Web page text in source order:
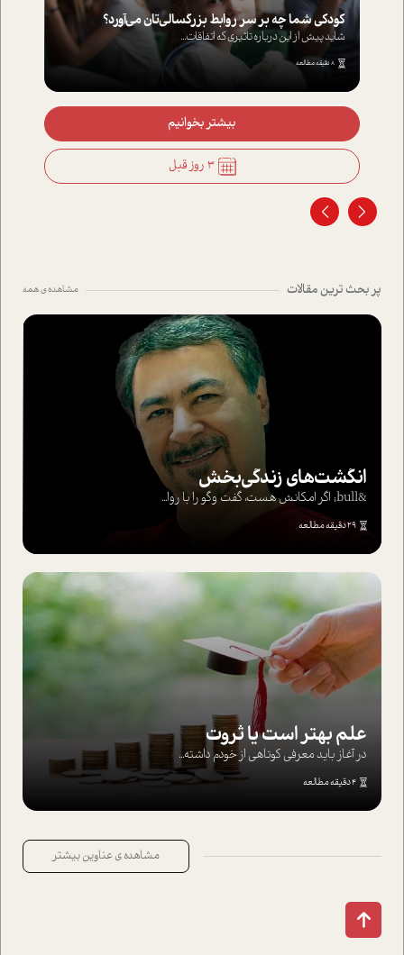
کودکی شما چه بر سر روابط بزرگسالی‌تان می‌آورد؟
شاید پیش از این درباره تاثیری که اتفاقات...
8 دقیقه مطالعه
بیشتر بخوانیم
3 روز قبل
پر بحث ترین مقالات مشاهده ی همه
انگشت‌های‌ زندگی‌بخش
&bull; اگر امکانش هست، گفت وگو را با روا...
29 دقیقه مطالعه
علم بهتر است یا ثروت
در آغاز باید معرفی کوتاهی از خودم داشته...
4 دقیقه مطالعه
مشاهده ی عناوین بیشتر